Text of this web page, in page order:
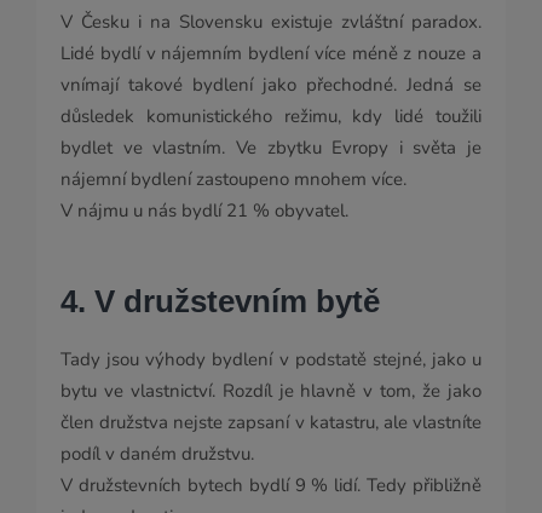
V Česku i na Slovensku existuje zvláštní paradox.
Lidé bydlí v nájemním bydlení více méně z nouze a
vnímají takové bydlení jako přechodné. Jedná se
důsledek komunistického režimu, kdy lidé toužili
bydlet ve vlastním. Ve zbytku Evropy i světa je
nájemní bydlení zastoupeno mnohem více.
V nájmu u nás bydlí 21 % obyvatel.
4. V družstevním bytě
Tady jsou výhody bydlení v podstatě stejné, jako u
bytu ve vlastnictví. Rozdíl je hlavně v tom, že jako
člen družstva nejste zapsaní v katastru, ale vlastníte
podíl v daném družstvu.
V družstevních bytech bydlí 9 % lidí. Tedy přibližně